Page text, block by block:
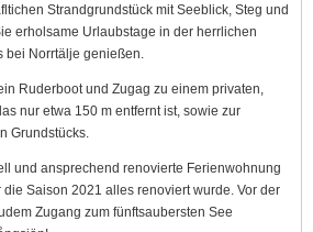
Strandgrundstück mit Seeblick, Steg und
erholsame Urlaubstage in der herrlichen
bei Norrtälje genießen.
Ruderboot und Zugag zu einem privaten,
nur etwa 150 m entfernt ist, sowie zur
Grundstücks.
und ansprechend renovierte Ferienwohnung
Saison 2021 alles renoviert wurde. Vor der
Zugang zum fünftsaubersten See